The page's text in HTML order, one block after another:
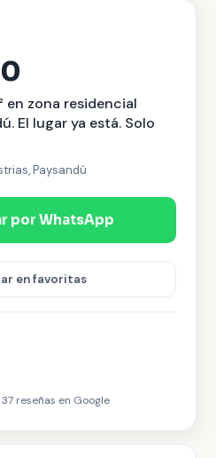
en zona residencial
El lugar ya está. Solo
Paysandú
por WhatsApp
en favoritas
37 reseñas en Google